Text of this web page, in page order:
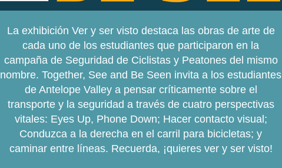
La exhibición Ver y ser visto destaca las obras de arte de
cada uno de los estudiantes que participaron en la
campaña de Seguridad de Ciclistas y Peatones del mismo
nombre. Together, See and Be Seen invita a los estudiantes
de Antelope Valley a pensar críticamente sobre el
transporte y la seguridad a través de cuatro perspectivas
vitales: Eyes Up, Phone Down; Hacer contacto visual;
Conduzca a la derecha en el carril para bicicletas; y
caminar entre líneas. Recuerda, ¡quieres ver y ser visto!